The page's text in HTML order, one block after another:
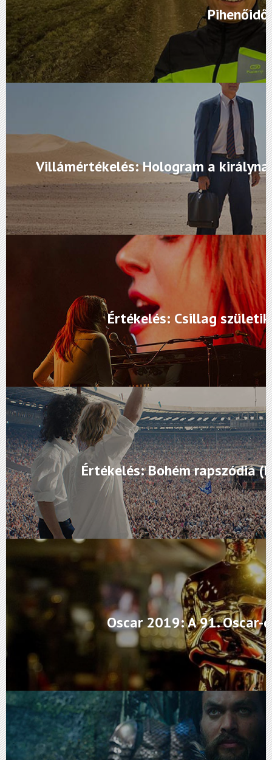
Pihenőidő
Villámértékelés: Hologram a
Értékelés: Csillag
Értékelés: Bohém rapszódia
Oscar 2019: A 91.